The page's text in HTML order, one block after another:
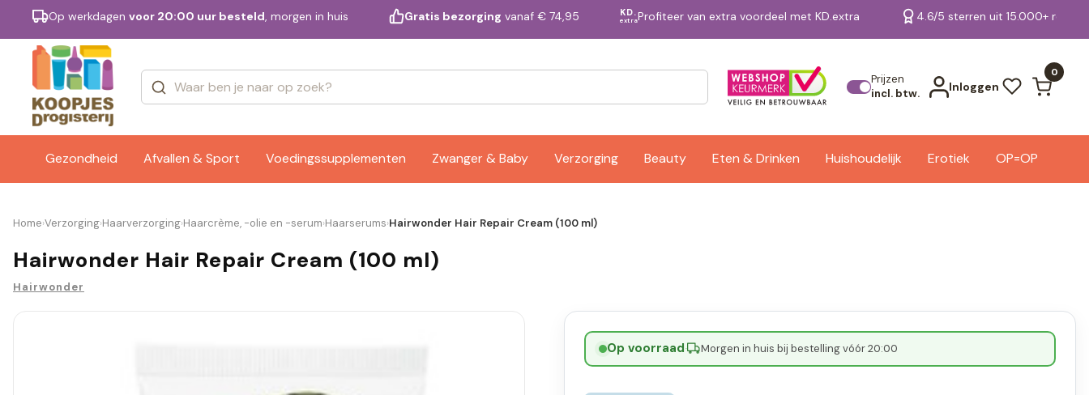
Op werkdagen voor 20:00 uur besteld, morgen in huis Gratis bezorging vanaf € 74,95 KD.
extraProfiteer van extra voordeel met KD.extra 4.6/5 sterren uit 15.000+
Prijzen
incl. btw.
Inloggen
0
Gezondheid Afvallen & Sport Voedingssupplementen Zwanger & Baby Verzorging Beauty Eten & Drinken Huishoudelijk Erotiek OP=OP
Merken Bekijk alle resultaten
Home›Verzorging›Haarverzorging›Haarcrème, -olie en -serum›Haarserums›Hairwonder Hair Repair Cream (100 ml)
Hairwonder Hair Repair Cream (100 ml)
Hairwonder
Op voorraad· Morgen in huis bij bestelling vóór 20:00